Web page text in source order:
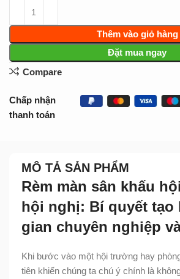
Thêm vào giỏ hàng
Đặt mua ngay
Compare
Chấp nhận
thanh toán
MÔ TẢ SẢN PHẨM
Rèm màn sân khấu
hội nghị: Bí quyết tạo
gian chuyên nghiệp
Khi bước vào một hội trường hay
tiên khiến chúng ta chú ý chính là